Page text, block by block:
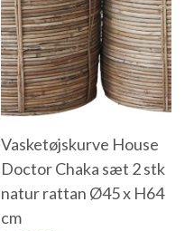
Vasketøjskurve House
Doctor Chaka sæt 2 stk
natur rattan Ø45 x H64
cm